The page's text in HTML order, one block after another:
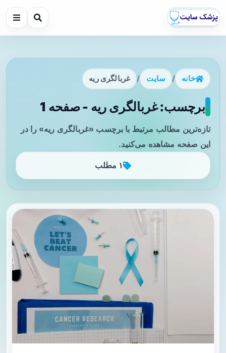
خانه / سایت / غربالگری ریه
برچسب: غربالگری ریه - صفحه 1
تازه‌ترین مطالب مرتبط با برچسب «غربالگری ریه» را در
این صفحه مشاهده می‌کنید.
۱ مطلب